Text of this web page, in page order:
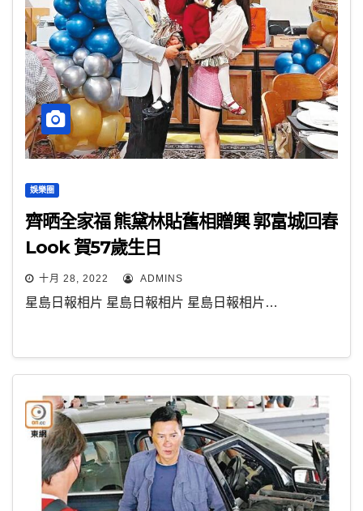
娛樂圈
齊晒全家福 熊黛林貼舊相贈興 郭富城回春
Look 賀57歲生日
十月 28, 2022 ADMINS
星島日報相片 星島日報相片 星島日報相片…